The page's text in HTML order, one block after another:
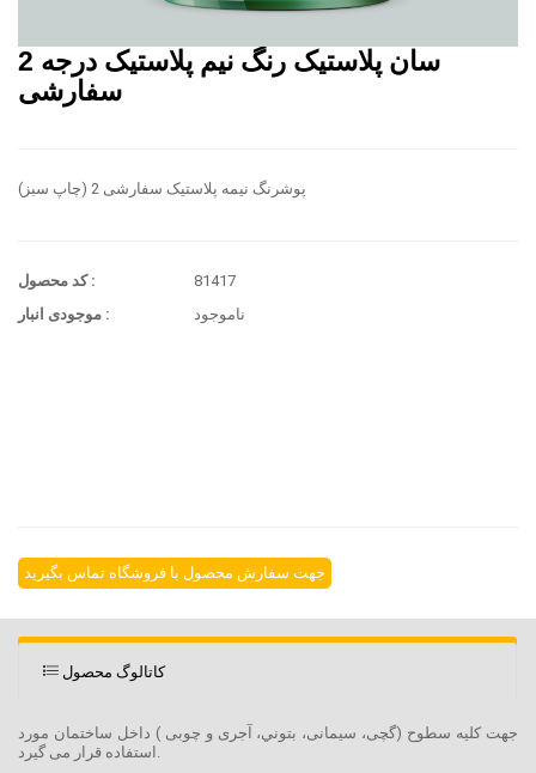
سان پلاستیک رنگ نیم پلاستیک درجه 2
سفارشی
پوشرنگ نیمه پلاستیک سفارشی 2 (چاپ سبز)
کد محصول :
81417
موجودی انبار :
ناموجود
جهت سفارش محصول با فروشگاه تماس بگیرید
کاتالوگ محصول
جهت کلیه سطوح (گچی، سیمانی، بتوني، آجری و چوبی ) داخل ساختمان مورد
استفاده قرار می گیرد.